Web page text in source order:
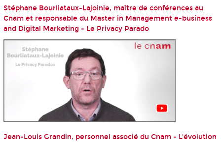
Stéphane Bourliataux-Lajoinie, maître de conférences au
Cnam et responsable du Master in Management e-business
and Digital Marketing - Le Privacy Parado
Jean-Louis Grandin, personnel associé du Cnam - L'évolution